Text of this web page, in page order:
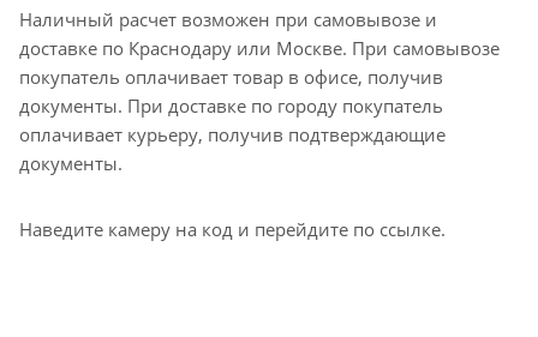
Наличный расчет возможен при самовывозе и
доставке по Краснодару или Москве. При самовывозе
покупатель оплачивает товар в офисе, получив
документы. При доставке по городу покупатель
оплачивает курьеру, получив подтверждающие
документы.
Наведите камеру на код и перейдите по ссылке.